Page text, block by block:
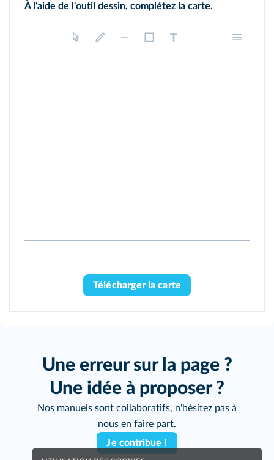
À l'aide de l'outil dessin, complétez la carte.
Télécharger la carte
Une erreur sur la page ?
Une idée à proposer ?
Nos manuels sont collaboratifs, n'hésitez pas à
nous en faire part.
Je contribue !